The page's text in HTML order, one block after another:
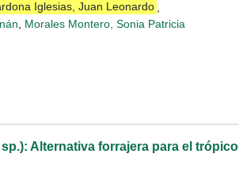
Iglesias, Juan Leonardo
Morales Montero, Sonia Patricia
Alternativa forrajera para el trópico